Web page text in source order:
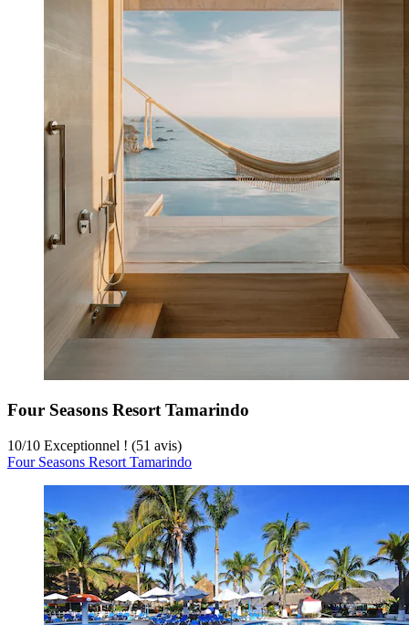
Four Seasons Resort Tamarindo
10/10 Exceptionnel ! (51 avis)
Four Seasons Resort Tamarindo